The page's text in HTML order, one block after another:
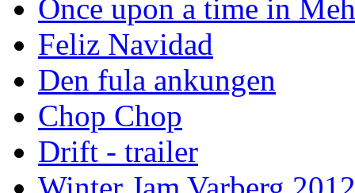
Once upon a time in
Feliz Navidad
Den fula ankungen
Chop Chop
Drift - trailer